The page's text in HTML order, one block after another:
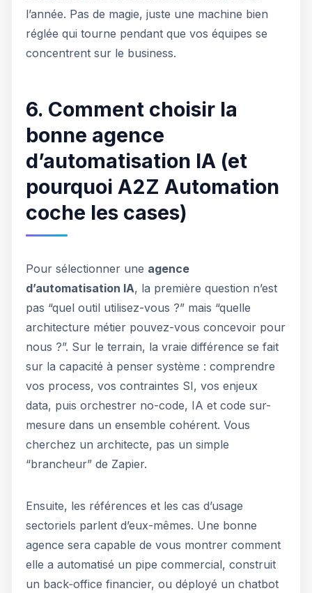
l’année. Pas de magie, juste une machine bien
réglée qui tourne pendant que vos équipes se
concentrent sur le business.
6. Comment choisir la
bonne agence
d’automatisation IA (et
pourquoi A2Z Automation
coche les cases)
Pour sélectionner une agence
d’automatisation IA, la première question n’est
pas “quel outil utilisez-vous ?” mais “quelle
architecture métier pouvez-vous concevoir pour
nous ?”. Sur le terrain, la vraie différence se fait
sur la capacité à penser système : comprendre
vos process, vos contraintes SI, vos enjeux
data, puis orchestrer no-code, IA et code sur-
mesure dans un ensemble cohérent. Vous
cherchez un architecte, pas un simple
“brancheur” de Zapier.
Ensuite, les références et les cas d’usage
sectoriels parlent d’eux-mêmes. Une bonne
agence sera capable de vous montrer comment
elle a automatisé un pipe commercial, construit
un back‑office financier, ou déployé un chatbot